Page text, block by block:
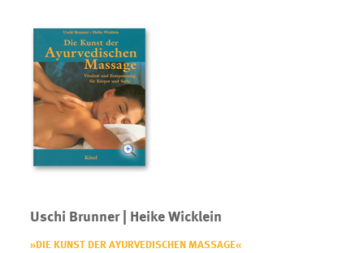
Uschi Brunner | Heike Wicklein
»DIE KUNST DER AYURVEDISCHEN MASSAGE«